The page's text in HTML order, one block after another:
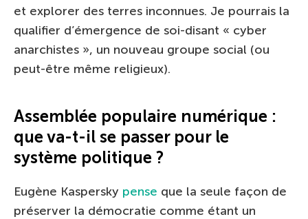
et explorer des terres inconnues. Je pourrais la
qualifier d’émergence de soi-disant « cyber
anarchistes », un nouveau groupe social (ou
peut-être même religieux).
Assemblée populaire numérique :
que va-t-il se passer pour le
système politique ?
Eugène Kaspersky pense que la seule façon de
préserver la démocratie comme étant un